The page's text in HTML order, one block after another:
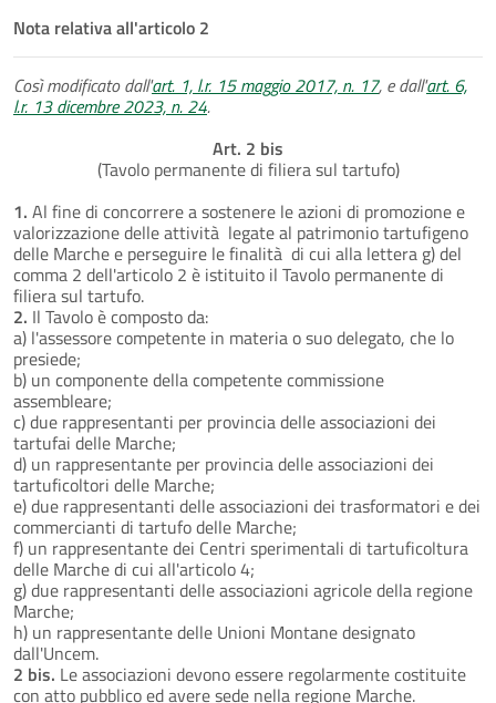
Nota relativa all'articolo 2
Così modificato dall'art. 1, l.r. 15 maggio 2017, n. 17, e dall'art. 6,
l.r. 13 dicembre 2023, n. 24.
Art. 2 bis
(Tavolo permanente di filiera sul tartufo)
1. Al fine di concorrere a sostenere le azioni di promozione e
valorizzazione delle attività legate al patrimonio tartufigeno
delle Marche e perseguire le finalità di cui alla lettera g) del
comma 2 dell'articolo 2 è istituito il Tavolo permanente di
filiera sul tartufo.
2. Il Tavolo è composto da:
a) l'assessore competente in materia o suo delegato, che lo
presiede;
b) un componente della competente commissione
assembleare;
c) due rappresentanti per provincia delle associazioni dei
tartufai delle Marche;
d) un rappresentante per provincia delle associazioni dei
tartuficoltori delle Marche;
e) due rappresentanti delle associazioni dei trasformatori e dei
commercianti di tartufo delle Marche;
f) un rappresentante dei Centri sperimentali di tartuficoltura
delle Marche di cui all'articolo 4;
g) due rappresentanti delle associazioni agricole della regione
Marche;
h) un rappresentante delle Unioni Montane designato
dall'Uncem.
2 bis. Le associazioni devono essere regolarmente costituite
con atto pubblico ed avere sede nella regione Marche.